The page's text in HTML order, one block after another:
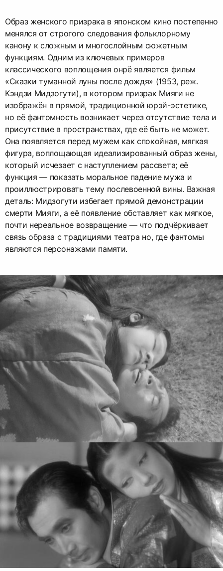
Образ женского призрака в японском кино постепенно
менялся от строгого следования фольклорному
канону к сложным и многослойным сюжетным
функциям. Одним из ключевых примеров
классического воплощения онрё является фильм
«Сказки туманной луны после дождя» (1953, реж.
Кэндзи Мидзогути), в котором призрак Мияги не
изображён в прямой, традиционной юрэй-эстетике,
но её фантомность возникает через отсутствие тела и
присутствие в пространствах, где её быть не может.
Она появляется перед мужем как спокойная, мягкая
фигура, воплощающая идеализированный образ жены,
который исчезает с наступлением рассвета; её
функция — показать моральное падение мужа и
проиллюстрировать тему послевоенной вины. Важная
деталь: Мидзогути избегает прямой демонстрации
смерти Мияги, а её появление обставляет как мягкое,
почти нереальное возвращение — что подчёркивает
связь образа с традициями театра но, где фантомы
являются персонажами памяти.